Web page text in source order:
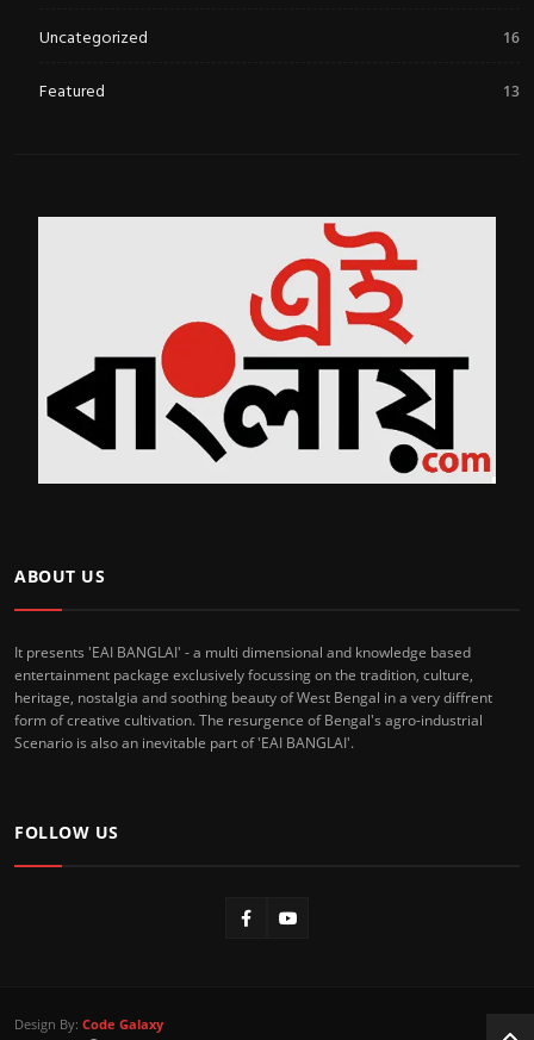
Uncategorized 16
Featured 13
ABOUT US
It presents 'EAI BANGLAI' - a multi dimensional and knowledge based
entertainment package exclusively focussing on the tradition, culture,
heritage, nostalgia and soothing beauty of West Bengal in a very diffrent
form of creative cultivation. The resurgence of Bengal's agro-industrial
Scenario is also an inevitable part of 'EAI BANGLAI'.
FOLLOW US
Design By: Code Galaxy